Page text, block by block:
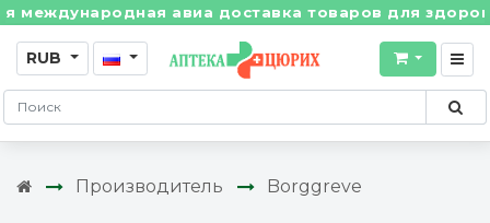
авиа доставка товаров для
RUB
Производитель Borggreve